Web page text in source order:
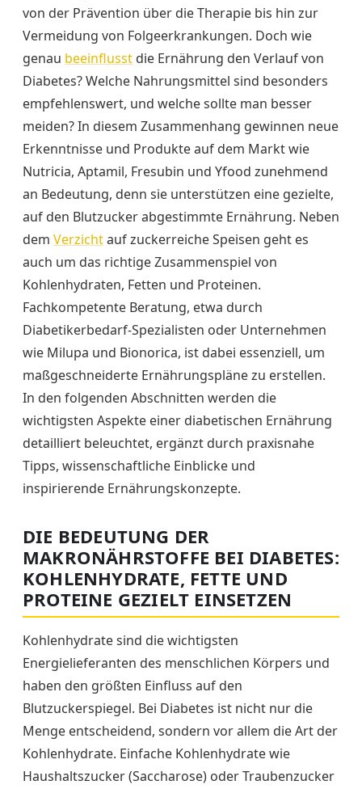
von der Prävention über die Therapie bis hin zur
Vermeidung von Folgeerkrankungen. Doch wie
genau beeinflusst die Ernährung den Verlauf von
Diabetes? Welche Nahrungsmittel sind besonders
empfehlenswert, und welche sollte man besser
meiden? In diesem Zusammenhang gewinnen neue
Erkenntnisse und Produkte auf dem Markt wie
Nutricia, Aptamil, Fresubin und Yfood zunehmend
an Bedeutung, denn sie unterstützen eine gezielte,
auf den Blutzucker abgestimmte Ernährung. Neben
dem Verzichtauf zuckerreiche Speisen geht es
auch um das richtige Zusammenspiel von
Kohlenhydraten, Fetten und Proteinen.
Fachkompetente Beratung, etwa durch
Diabetikerbedarf-Spezialisten oder Unternehmen
wie Milupa und Bionorica, ist dabei essenziell, um
maßgeschneiderte Ernährungspläne zu erstellen.
In den folgenden Abschnitten werden die
wichtigsten Aspekte einer diabetischen Ernährung
detailliert beleuchtet, ergänzt durch praxisnahe
Tipps, wissenschaftliche Einblicke und
inspirierende Ernährungskonzepte.
DIE BEDEUTUNG DER
MAKRONÄHRSTOFFE BEI DIABETES:
KOHLENHYDRATE, FETTE UND
PROTEINE GEZIELT EINSETZEN
Kohlenhydrate sind die wichtigsten
Energielieferanten des menschlichen Körpers und
haben den größten Einfluss auf den
Blutzuckerspiegel. Bei Diabetes ist nicht nur die
Menge entscheidend, sondern vor allem die Art der
Kohlenhydrate. Einfache Kohlenhydrate wie
Haushaltszucker (Saccharose) oder Traubenzucker